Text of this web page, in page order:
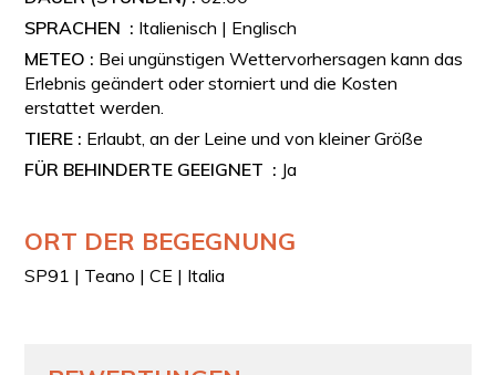
SPRACHEN : Italienisch | Englisch
METEO : Bei ungünstigen Wettervorhersagen kann das
Erlebnis geändert oder storniert und die Kosten
erstattet werden.
TIERE : Erlaubt, an der Leine und von kleiner Größe
FÜR BEHINDERTE GEEIGNET : Ja
ORT DER BEGEGNUNG
SP91 | Teano | CE | Italia